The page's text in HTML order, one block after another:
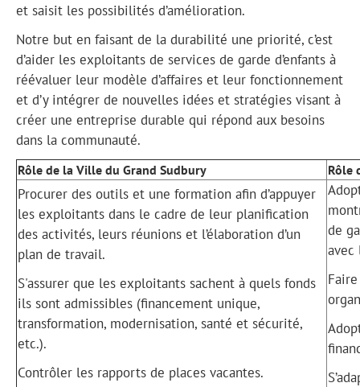
et saisit les possibilités d’amélioration.
Notre but en faisant de la durabilité une priorité, c’est
d’aider les exploitants de services de garde d’enfants à
réévaluer leur modèle d’affaires et leur fonctionnement
et d’y intégrer de nouvelles idées et stratégies visant à
créer une entreprise durable qui répond aux besoins
dans la communauté.
Rôle de la Ville du Grand Sudbury Rôle
Procurer des outils et une formation afin d’appuyer
les exploitants dans le cadre de leur planification
des activités, leurs réunions et l’élaboration d’un
plan de travail.
S'assurer que les exploitants sachent à quels fonds
ils sont admissibles (financement unique,
transformation, modernisation, santé et sécurité,
etc.).
Contrôler les rapports de places vacantes.
de
avec